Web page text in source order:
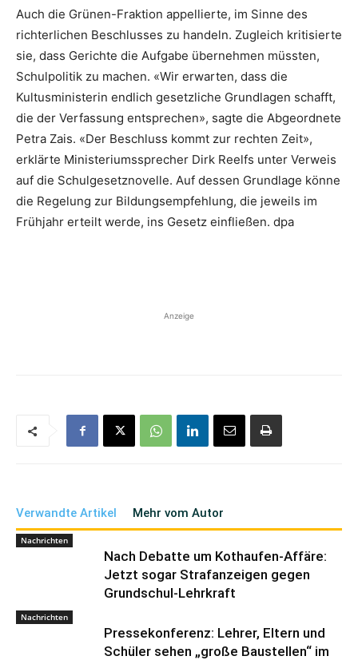
Auch die Grünen-Fraktion appellierte, im Sinne des
richterlichen Beschlusses zu handeln. Zugleich kritisierte
sie, dass Gerichte die Aufgabe übernehmen müssten,
Schulpolitik zu machen. «Wir erwarten, dass die
Kultusministerin endlich gesetzliche Grundlagen schafft,
die der Verfassung entsprechen», sagte die Abgeordnete
Petra Zais. «Der Beschluss kommt zur rechten Zeit»,
erklärte Ministeriumssprecher Dirk Reelfs unter Verweis
auf die Schulgesetznovelle. Auf dessen Grundlage könne
die Regelung zur Bildungsempfehlung, die jeweils im
Frühjahr erteilt werde, ins Gesetz einfließen. dpa
Anzeige
Verwandte Artikel Mehr vom Autor
Nachrichten
Nach Debatte um Kothaufen-Affäre:
Jetzt sogar Strafanzeigen gegen
Grundschul-Lehrkraft
Nachrichten
Pressekonferenz: Lehrer, Eltern und
Schüler sehen „große Baustellen“ im